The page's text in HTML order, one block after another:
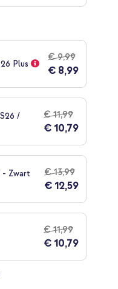
Plus
€ 9,99
€ 8,99
/
€ 11,99
€ 10,79
- Zwart € 13,99
€ 12,59
€ 11,99
€ 10,79